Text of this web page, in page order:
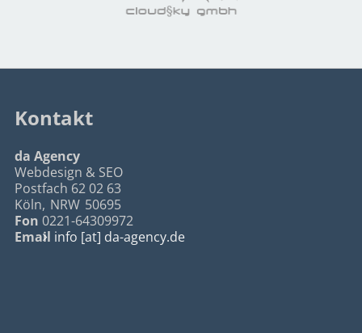
Kontakt
da Agency
Webdesign & SEO
Postfach 62 02 63
Köln, NRW 50695
Fon 0221-64309972
Email info [at] da-agency.de